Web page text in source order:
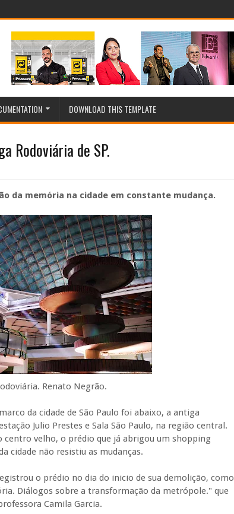
DOWNLOAD THIS TEMPLATE
Rodoviária de SP.
da memória na cidade em constante mudança.
Renato Negrão.
da cidade de São Paulo foi abaixo, a antiga
Julio Prestes e Sala São Paulo, na região central.
velho, o prédio que já abrigou um shopping
cidade não resistiu as mudanças.
o prédio no dia do inicio de sua demolição, como
Diálogos sobre a transformação da metrópole." que
Camila Garcia.